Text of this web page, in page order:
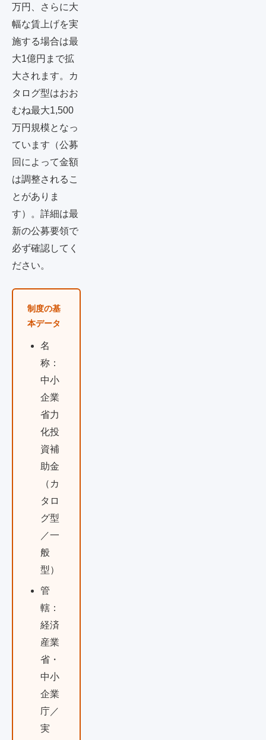
万円、さらに大
幅な賃上げを実
施する場合は最
大1億円まで拡
大されます。カ
タログ型はおお
むね最大1,500
万円規模となっ
ています（公募
回によって金額
は調整されるこ
とがありま
す）。詳細は最
新の公募要領で
必ず確認してく
ださい。
制度の基
本データ
名
称：
中小
企業
省力
化投
資補
助金
（カ
タロ
グ型
／一
般
型）
管
轄：
経済
産業
省・
中小
企業
庁／
実